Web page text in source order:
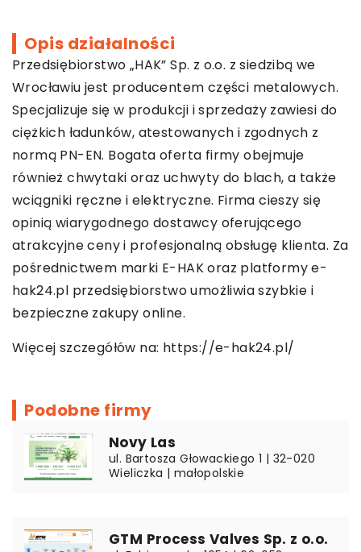
Opis działalności
Przedsiębiorstwo „HAK” Sp. z o.o. z siedzibą we
Wrocławiu jest producentem części metalowych.
Specjalizuje się w produkcji i sprzedaży zawiesi do
ciężkich ładunków, atestowanych i zgodnych z
normą PN-EN. Bogata oferta firmy obejmuje
również chwytaki oraz uchwyty do blach, a także
wciągniki ręczne i elektryczne. Firma cieszy się
opinią wiarygodnego dostawcy oferującego
atrakcyjne ceny i profesjonalną obsługę klienta. Za
pośrednictwem marki E-HAK oraz platformy e-
hak24.pl przedsiębiorstwo umożliwia szybkie i
bezpieczne zakupy online.
Więcej szczegółów na: https://e-hak24.pl/
Podobne firmy
Novy Las
ul. Bartosza Głowackiego 1 | 32-020
Wieliczka | małopolskie
GTM Process Valves Sp. z o.o.